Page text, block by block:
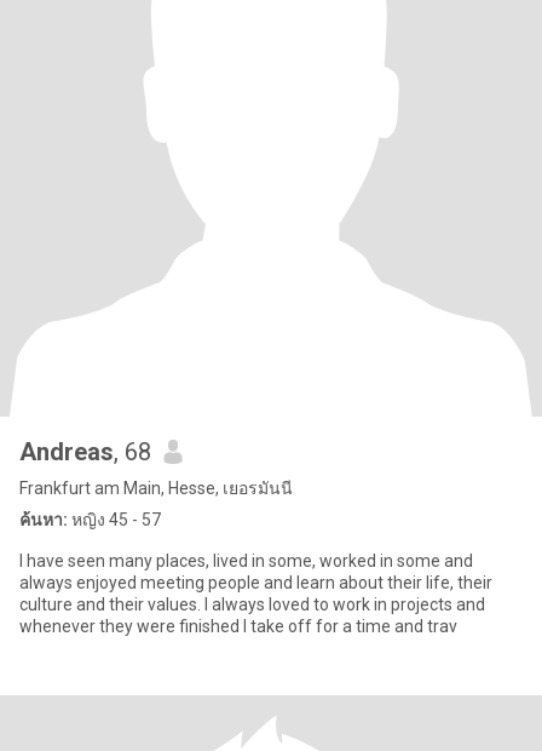
Andreas, 68
Frankfurt am Main, Hesse, เยอรมันนี
ค้นหา: หญิง 45 - 57
I have seen many places, lived in some, worked in some and
always enjoyed meeting people and learn about their life, their
culture and their values. I always loved to work in projects and
whenever they were finished I take off for a time and trav